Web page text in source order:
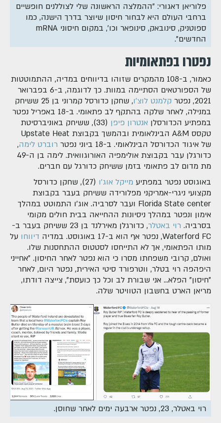
פלוריאן דאגורי: "ההמלצה הראשונה שלי לצוללנים חופשיים
ברחבי העולם היא לבחור חיסון שיוצר בדרך הישנה, כמו
ספוטניק, סינובאק, סינופאר וכו', במקום חיסוני mRNA
החדשים".
נפטרו בפתאומיות
כאמור, ב-108 מהמקרים שזוהו בדיווחים במדיה, ההתמוטטות
של הספורטאים הסתיימה במוות. כך לדוגמה, ב-6 בפברואר
2021, נפטר
קלמנט לוצ'ו
, שחקן כדורסל קמרוני בן 25 ששיחק
במנילה, לאחר שלקה בהתקף לב פתאומי. ב-18 באפריל נפטר
במפתיע הכדורסלן אנטרון פיפן
(33), ששיחק באוניברסיטת
טקסס A&M הבינלאומית ובהמשך בקבוצת Upstate Heat
של איגוד הכדורסל הבינלאומי. ב-18 ביוני נפטר
רוברט לימה,
כדורגלן עבר בקבוצת אולימפיה האורוגוואית. לימה בן ה-49
מת מדום לב פתאומי בזמן ששיחק כדורגל עם חברים.
באוגוסט נפטר במפתיע מייקל אוג'ו
(27), שחקן כדורסל
מקצועי ניגרי-אמריקני מפלורידה ששיחק בעבר בקבוצת
Florida State center ועבר לסרביה. אוג'ו התמוטט במהלך
אימון ונפטר במהלך ניסיונות ההחייאה בבית חולים מקומי
בסרביה. רוי באטלר
, כדורגלן מאירלנד בן 23 ששיחק בעבר ב-
Waterford FC, נפטר אף הוא ב-17 באוגוסט. במדיה
דיווחו על
מותו הפתאומי, אך לא התייחסו לסטטוס ההתחסנות שלו.
ואולם, קרובי משפחתו מסרו כי הוא נפטר לאחר החיסון. "אחייני
היפהפה רוי בטלר, ווטרפורד סיטי האירית, נפטר היום, לאחר
"חיסון" הפלא... אני שבורת לב וכל כך כועסת", צייצה דודתו,
מריאן הארט בחשבון הטוויטר שלה.
רוי באטלר, 23, נפטר ארבעה ימים לאחר שחוסן.